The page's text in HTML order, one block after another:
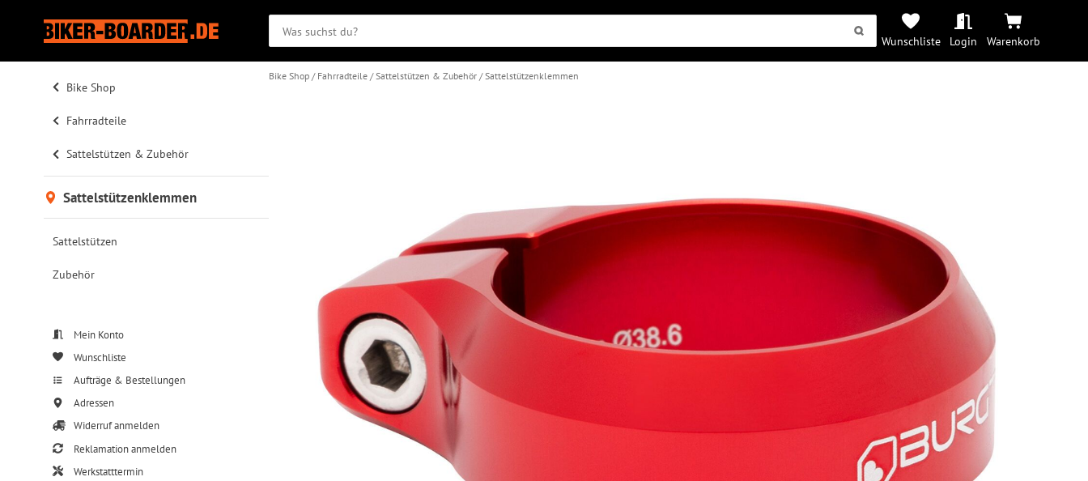
Wunschliste Login Warenkorb
Bike Shop
Fahrradteile
Sattelstützen & Zubehör
Sattelstützenklemmen
Sattelstützen
Zubehör
Mein Konto
Wunschliste
Aufträge & Bestellungen
Adressen
Widerruf anmelden
Reklamation anmelden
Werkstatttermin
Bike Shop Fahrradteile Sattelstützen & Zubehör Sattelstützenklemmen